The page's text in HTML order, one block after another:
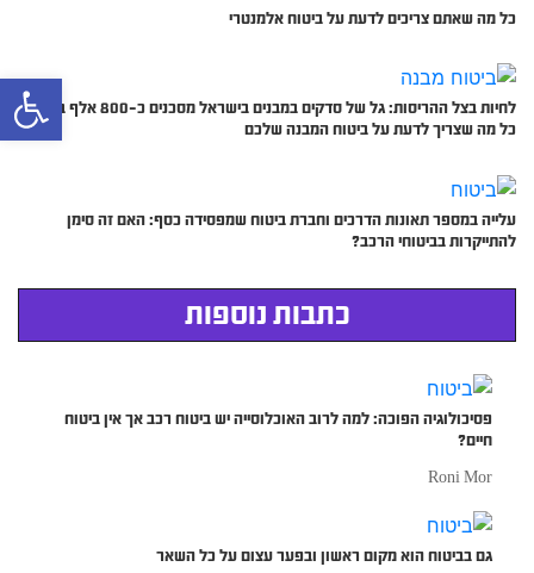
כל מה שאתם צריכים לדעת על ביטוח אלמנטרי
לחיות בצל ההריסות: גל של סדקים במבנים בישראל מסכנים כ-800 אלף בתים,
כל מה שצריך לדעת על ביטוח המבנה שלכם
עלייה במספר תאונות הדרכים וחברת ביטוח שמפסידה כסף: האם זה סימן
להתייקרות בביטוחי הרכב?
כתבות נוספות
פסיכולוגיה הפוכה: למה לרוב האוכלוסייה יש ביטוח רכב אך אין ביטוח
חיים?
Roni Mor
גם בביטוח הוא מקום ראשון ובפער עצום על כל השאר